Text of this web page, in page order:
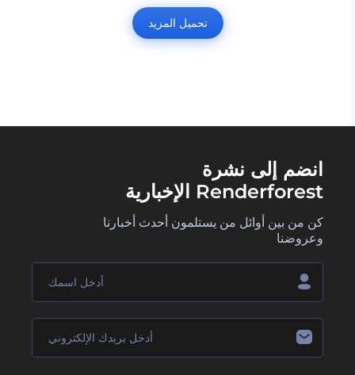
تحميل المزيد
انضم إلى نشرة
Renderforest الإخبارية
كن من بين أوائل من يستلمون أحدث أخبارنا
وعروضنا